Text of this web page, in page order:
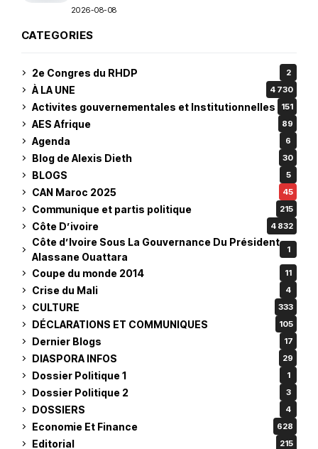
2026-08-08
CATEGORIES
2e Congres du RHDP 2
À LA UNE 4 730
Activites gouvernementales et Institutionnelles 151
AES Afrique 89
Agenda 6
Blog de Alexis Dieth 30
BLOGS 5
CAN Maroc 2025 45
Communique et partis politique 215
Côte D’ivoire 4 832
Côte d’Ivoire Sous La Gouvernance Du Président
Alassane Ouattara
1
Coupe du monde 2014 11
Crise du Mali 4
CULTURE 333
DÉCLARATIONS ET COMMUNIQUES 105
Dernier Blogs 17
DIASPORA INFOS 29
Dossier Politique 1 1
Dossier Politique 2 3
DOSSIERS 4
Economie Et Finance 628
Editorial 215